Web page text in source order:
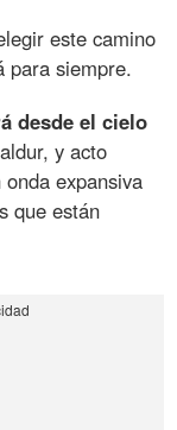
este camino
para siempre.
desde el cielo
y acto
expansiva
que están